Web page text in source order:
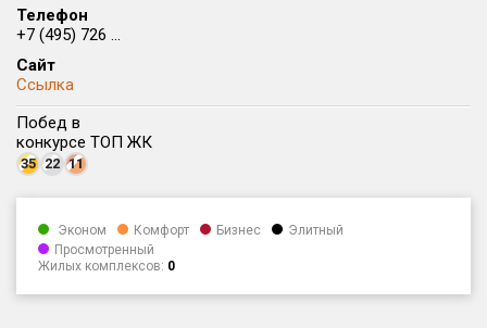
Цена
от
от до
Срок сдачи
от
Кол-во комнат
Телефон
+7 (495) 726 ...
Сайт
Ссылка
Побед в
конкурсе ТОП ЖК
35 22 11
Эконом Комфорт Бизнес
Элитный
Просмотренный
Жилых комплексов: 0